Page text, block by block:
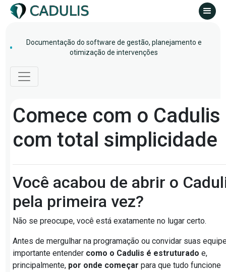
Documentação do software de gestão, planejamento e
otimização de intervenções
Comece com o Cadulis
com total simplicidade
Você acabou de abrir o
pela primeira vez?
Não se preocupe, você está exatamente no lugar certo.
Antes de mergulhar na programação ou convidar suas
importante entender como o Cadulis é estruturado e,
principalmente, por onde começar para que tudo funcione